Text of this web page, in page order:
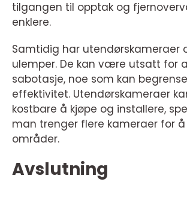
tilgangen til opptak og
enklere.
Samtidig har utendørskameraer
ulemper. De kan være utsatt for
sabotasje, noe som kan
effektivitet. Utendørskameraer
kostbare å kjøpe og installere,
man trenger flere kameraer for å
områder.
Avslutning